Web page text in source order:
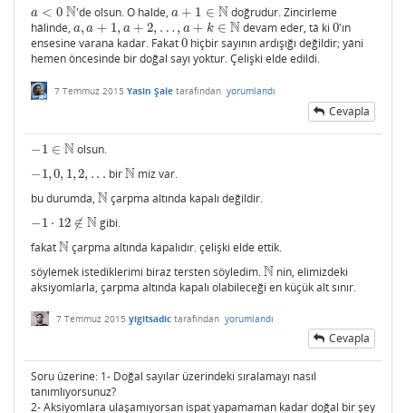
a < 0
a<0 N
N'de olsun. O halde, a + 1 ∈ N
a+1∈N
doğrudur. Zincirleme
hâlinde, a, a + 1, a + 2, … , a + k ∈ N
a,a+ 1,a +2 ,… ,a +k∈ N devam eder, tâ ki 0
0'ın
ensesine varana kadar. Fakat0
0 hiçbir sayının ardışığı değildir; yâni
hemen öncesinde bir doğal sayı yoktur. Çelişki elde edildi.
7 Temmuz 2015 Yasin Şale tarafından yorumlandı
Cevapla
−1 ∈ N
−1∈ N
olsun.
−1, 0, 1, 2, . . .
−1,0,1, 2,... birN
N miz var.
bu durumda, N
N çarpma altında kapalı değildir.
−1 ⋅ 12 ∉ N
−1⋅12∉N
gibi.
fakatN
N çarpma altında kapalıdır. çelişki elde ettik.
söylemek istediklerimi biraz tersten söyledim.N
N nin, elimizdeki
aksiyomlarla, çarpma altında kapalı olabileceği en küçük alt sınır.
7 Temmuz 2015 yigitsadic tarafından yorumlandı
Cevapla
Soru üzerine: 1- Doğal sayılar üzerindeki sıralamayı nasıl
tanımlıyorsunuz?
2- Aksiyomlara ulaşamıyorsan ispat yapamaman kadar doğal bir şey